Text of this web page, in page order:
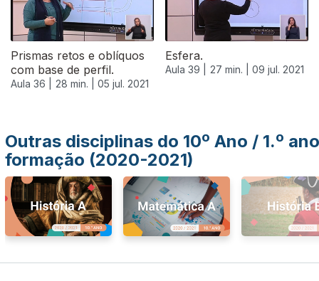
Prismas retos e oblíquos
com base de perfil.
Aula 36 | 28 min. | 05 jul. 2021
Esfera.
Aula 39 | 27 min. | 09 jul. 2021
Outras disciplinas do 10º Ano / 1.º ano
formação (2020-2021)